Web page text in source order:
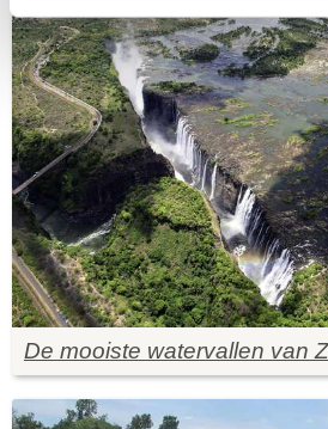
De mooiste watervallen van